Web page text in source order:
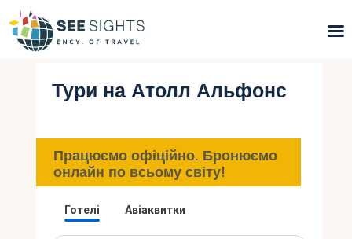
Пошук турів
Типи Турів
Країни
Тури на Атолл Альфонс
Працюємо офіційно. Бронюємо
онлайн по всьому світу!